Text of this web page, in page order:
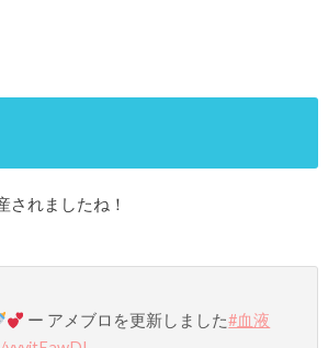
されましたね！
ー アメブロを更新しました#血液